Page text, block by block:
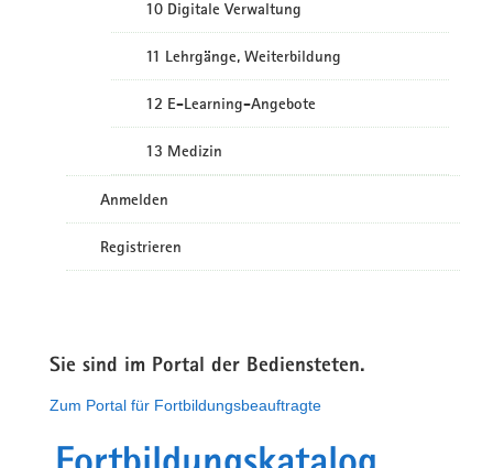
10 Digitale Verwaltung
11 Lehrgänge, Weiterbildung
12 E-Learning-Angebote
13 Medizin
Anmelden
Registrieren
Sie sind im Portal der Bediensteten.
Zum Portal für Fortbildungsbeauftragte